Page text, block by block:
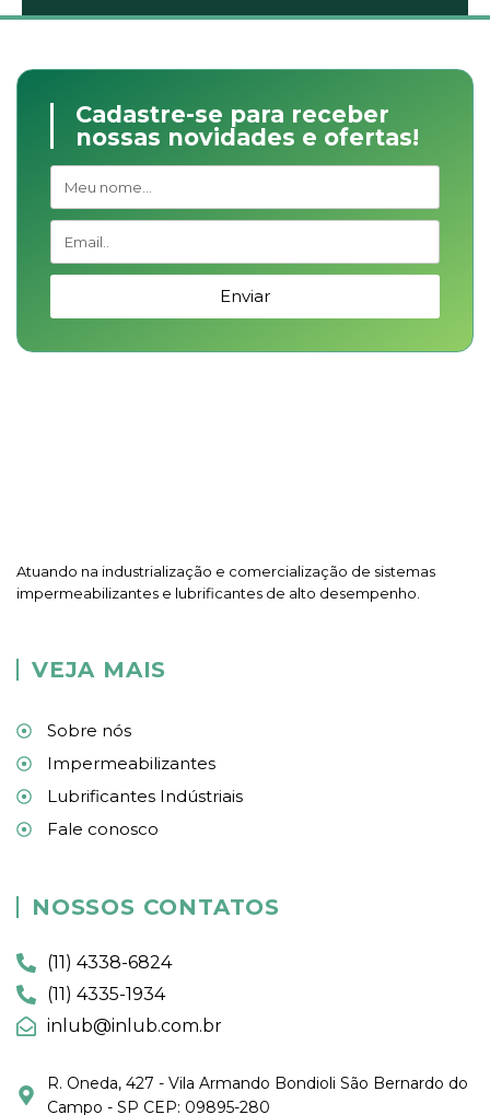
Cadastre-se para receber
nossas novidades e ofertas!
Enviar
Atuando na industrialização e comercialização de sistemas
impermeabilizantes e lubrificantes de alto desempenho.
VEJA MAIS
Sobre nós
Impermeabilizantes
Lubrificantes Indústriais
Fale conosco
NOSSOS CONTATOS
(11) 4338-6824
(11) 4335-1934
inlub@inlub.com.br
R. Oneda, 427 - Vila Armando Bondioli São Bernardo do
Campo - SP CEP: 09895-280